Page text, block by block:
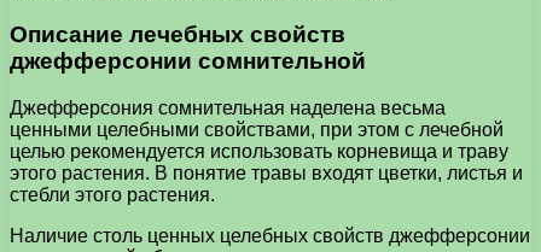
Описание лечебных свойств
джефферсонии сомнительной
Джефферсония сомнительная наделена весьма
ценными целебными свойствами, при этом с лечебной
целью рекомендуется использовать корневища и траву
этого растения. В понятие травы входят цветки, листья и
стебли этого растения.
Наличие столь ценных целебных свойств джефферсонии